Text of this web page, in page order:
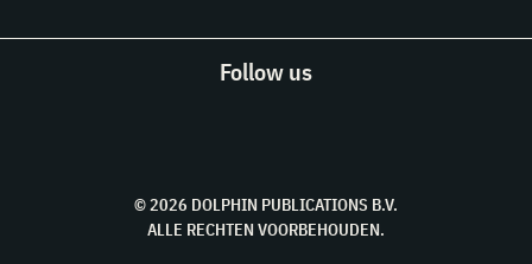
Follow us
© 2026 DOLPHIN PUBLICATIONS B.V.
ALLE RECHTEN VOORBEHOUDEN.